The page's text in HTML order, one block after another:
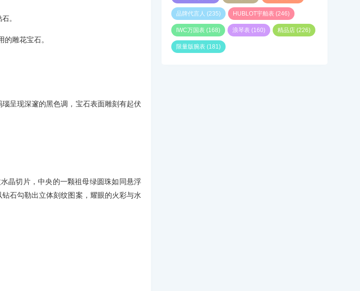
。
雕花宝石。
呈现深邃的黑色调，宝石表面雕刻有起伏
晶切片，中央的一颗祖母绿圆珠如同悬浮
石勾勒出立体刻纹图案，耀眼的火彩与水
品牌代言人 (235) HUBLOT宇舶表 (246)
IWC万国表 (168) 浪琴表 (160) 精品店 (226)
限量版腕表 (181)